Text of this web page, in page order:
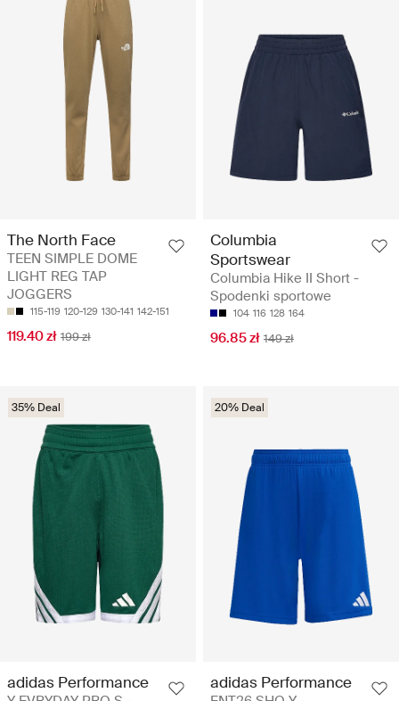
The North Face
TEEN SIMPLE DOME
LIGHT REG TAP
JOGGERS
115-119 120-129 130-141 142-151
119.40 zł 199 zł
Columbia
Sportswear
Columbia Hike II Short -
Spodenki sportowe
104 116 128 164
96.85 zł 149 zł
35% Deal
adidas Performance
20% Deal
adidas Performance